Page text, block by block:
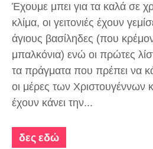
Έχουμε μπει για τα καλά σε
κλίμα, οι γειτονιές έχουν
άγιους βασίληδες (που
μπαλκόνια) ενώ οι πρώτες
τα πράγματα που πρέπει να
οι μέρες των Χριστουγέννων
έχουν κάνει την...
δες εδώ